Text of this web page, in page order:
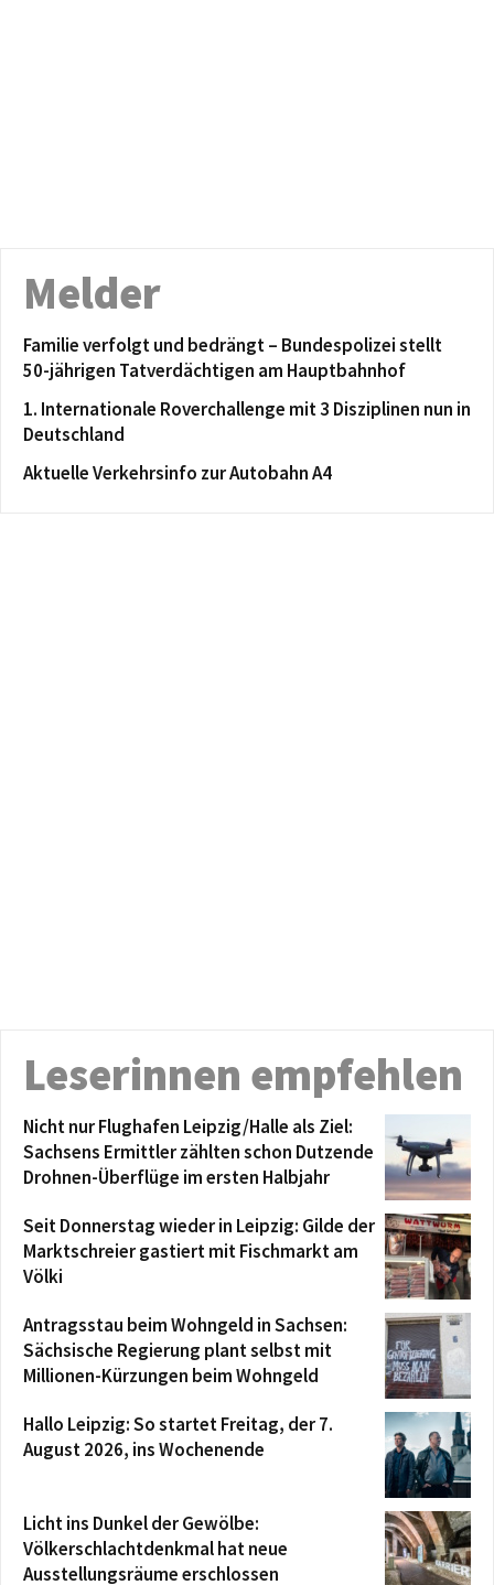
Melder
Familie verfolgt und bedrängt – Bundespolizei stellt
50-jährigen Tatverdächtigen am Hauptbahnhof
1. Internationale Roverchallenge mit 3 Disziplinen nun in
Deutschland
Aktuelle Verkehrsinfo zur Autobahn A4
Leserinnen empfehlen
Nicht nur Flughafen Leipzig/Halle als Ziel:
Sachsens Ermittler zählten schon Dutzende
Drohnen-Überflüge im ersten Halbjahr
Seit Donnerstag wieder in Leipzig: Gilde der
Marktschreier gastiert mit Fischmarkt am
Völki
Antragsstau beim Wohngeld in Sachsen:
Sächsische Regierung plant selbst mit
Millionen-Kürzungen beim Wohngeld
Hallo Leipzig: So startet Freitag, der 7.
August 2026, ins Wochenende
Licht ins Dunkel der Gewölbe:
Völkerschlachtdenkmal hat neue
Ausstellungsräume erschlossen